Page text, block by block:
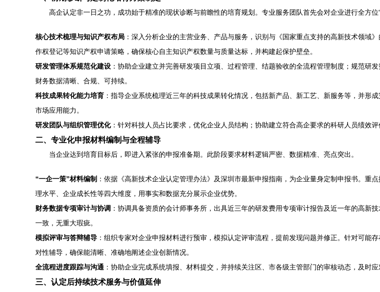
高企认定非一日之功，成功始于精准的现状诊断与前瞻性的培育规划。专业服务团队首先会对企业进行全方位
核心技术梳理与知识产权布局 ：深入分析企业的主营业务、产品与服务，识别与《国家重点支持的高新技术领
作权登记等知识产权申请策略，确保核心自主知识产权数量与质量达标，并构建起保护壁垒。
研发管理体系规范化建设 ：协助企业建立并完善研发项目立项、过程管理、结题验收的全流程管理制度；规范
财务数据清晰、合规、可持续。
科技成果转化能力培育 ：指导企业系统梳理近三年的科技成果转化情况，包括新产品、新工艺、新服务等，并
市场应用能力。
研发团队与组织管理优化：针对科技人员占比要求，优化企业人员结构；协助建立符合高企要求的科研人员绩效
二、专业化申报材料编制与全程辅导
当企业达到培育目标后，即进入紧张的申报准备期。此阶段要求材料逻辑严密、数据精准、亮点突出。
“一企一策”材料编制 ：依据《高新技术企业认定管理办法》及深圳市最新申报指南，为企业量身定制申报书。重
理水平、企业成长性等四大维度，用事实和数据充分展示企业优势。
财务数据专项审计与协调 ：协调具备资质的会计师事务所，出具近三年的研发费用专项审计报告及近一年的高
一致，无重大瑕疵。
模拟评审与答辩辅导 ：组织专家对企业申报材料进行预审，模拟认定评审流程，提前发现问题并修正。针对可
对性辅导，确保能清晰、准确地阐述企业创新情况。
全流程进度跟踪与沟通 ：协助企业完成系统填报、材料提交，并持续关注区、市各级主管部门的审核动态，及时
三、认定后持续技术服务与价值延伸